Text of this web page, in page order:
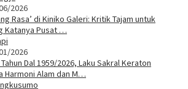
2026
Rasa’ di Kiniko Galeri: Kritik Tajam untuk
Katanya Pusat …
2026
Dal 1959/2026, Laku Sakral Keraton
Harmoni Alam dan M…